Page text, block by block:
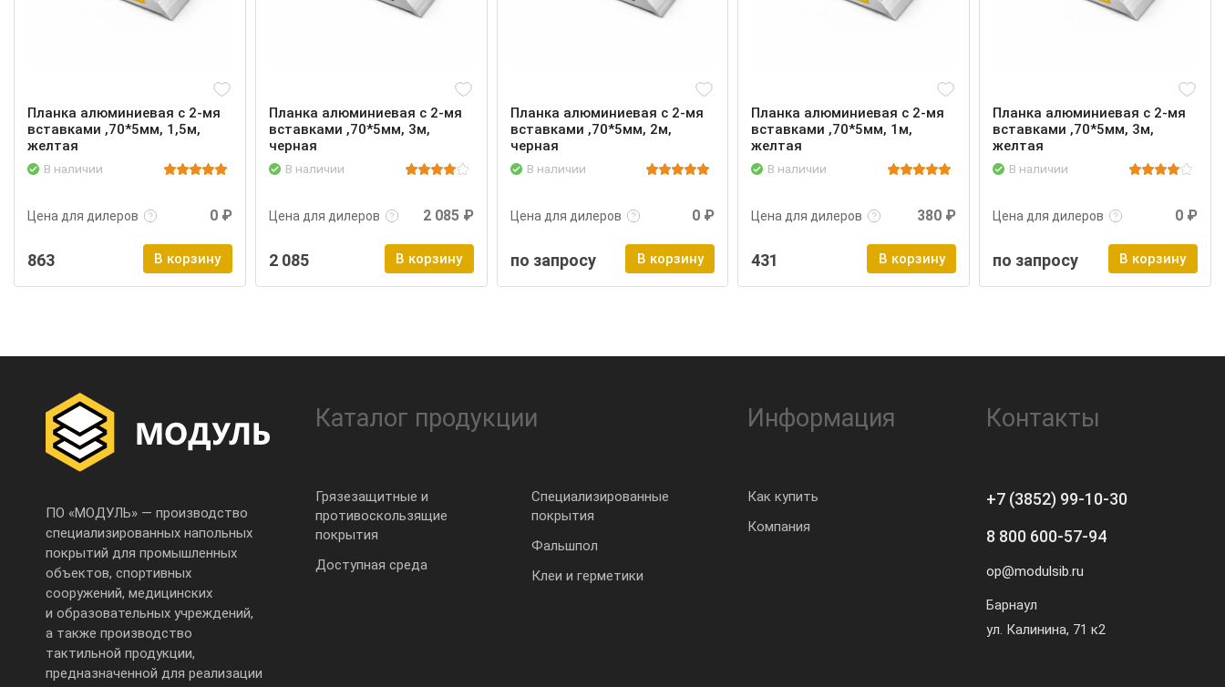
Планка алюминиевая с 2-мя
вставками ,70*5мм, 1,5м,
желтая
В наличии
Цена для дилеров
Подробнее Войти
0 ₽
863 В корзину
Планка алюминиевая с 2-мя
вставками ,70*5мм, 3м,
черная
В наличии
Цена для дилеров
Подробнее Войти
2 085 ₽
2 085 В корзину
Планка алюминиевая с 2-мя
вставками ,70*5мм, 2м,
черная
В наличии
Цена для дилеров
Подробнее Войти
0 ₽
по запросу В корзину
Планка алюминиевая с 2-мя
вставками ,70*5мм, 1м,
желтая
В наличии
Цена для дилеров
Подробнее Войти
380 ₽
431 В корзину
Планка алюминиевая с 2-мя
вставками ,70*5мм, 3м,
желтая
В наличии
Цена для дилеров
Подробнее Войти
0 ₽
по запросу В корзину
ПО «МОДУЛЬ» — производство
специализированных напольных
покрытий для промышленных
объектов, спортивных
сооружений, медицинских
и образовательных учреждений,
а также производство
тактильной продукции,
предназначенной для реализации
Каталог продукции
Грязезащитные и
противоскользящие
покрытия
Доступная среда
Специализированные
покрытия
Фальшпол
Клеи и герметики
Информация
Как купить
Компания
Контакты
+7 (3852) 99-10-30
8 800 600-57-94
op@modulsib.ru
Барнаул
ул. Калинина, 71 к2